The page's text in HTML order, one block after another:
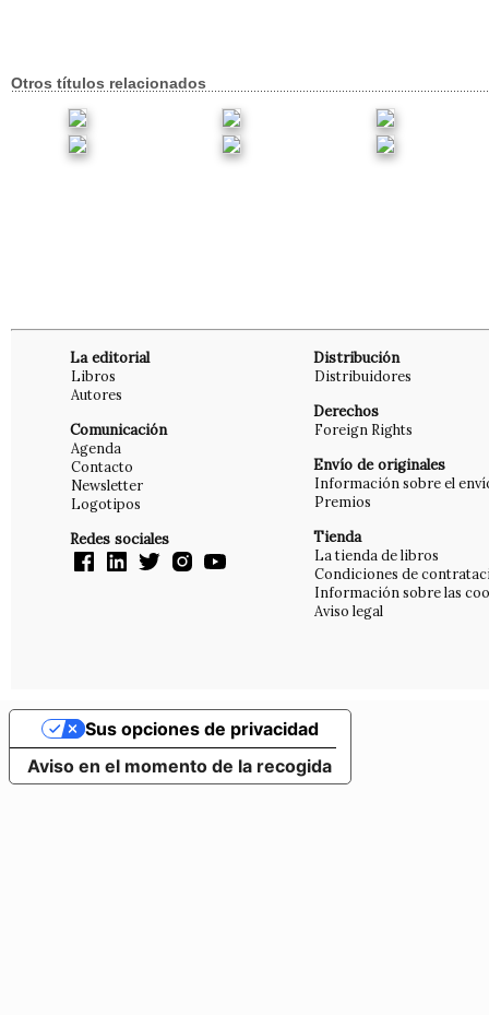
Otros títulos relacionados
La editorial
Libros
Autores
Comunicación
Agenda
Contacto
Newsletter
Logotipos
Redes sociales
Distribución
Distribuidores
Derechos
Foreign Rights
Envío de originales
Información sobre el
Premios
Tienda
La tienda de libros
Condiciones de
Información sobre las
Aviso legal
Aviso en el momento de la recogida
Sus opciones de privacidad